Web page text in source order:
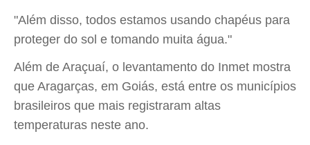
"Além disso, todos estamos usando chapéus para
proteger do sol e tomando muita água."
Além de Araçuaí, o levantamento do Inmet mostra
que Aragarças, em Goiás, está entre os municípios
brasileiros que mais registraram altas
temperaturas neste ano.